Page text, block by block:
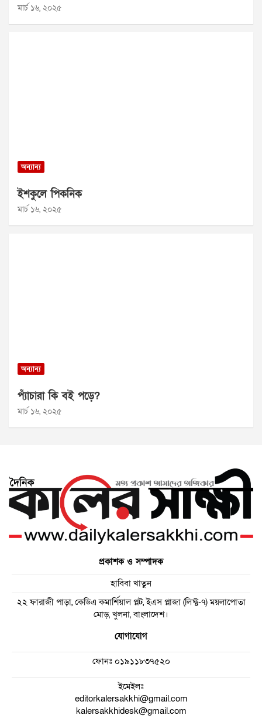
মার্চ ১৬, ২০২৫
অন্যান্য
ইশকুলে পিকনিক
মার্চ ১৬, ২০২৫
অন্যান্য
প্যাঁচারা কি বই পড়ে?
মার্চ ১৬, ২০২৫
প্রকাশক ও সম্পাদক
হাবিবা খাতুন
২২ ফারাজী পাড়া, কেডিএ কমার্শিয়াল প্লট, ইএস প্লাজা (লিফ্ট-৭) ময়লাপোতা
মোড়, খুলনা, বাংলাদেশ।
যোগাযোগ
ফোনঃ০১৯১১৮৩৭৫২০
ইমেইলঃ
editorkalersakkhi@gmail.com
kalersakkhidesk@gmail.com